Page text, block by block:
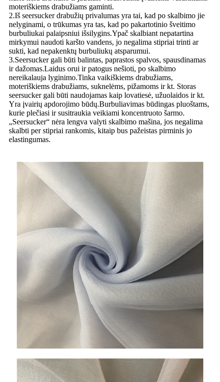
moteriškiems drabužiams gaminti.
2.Iš seersucker drabužių privalumas yra tai, kad po skalbimo jie
nelyginami, o trūkumas yra tas, kad po pakartotinio šveitimo
burbuliukai palaipsniui išsilygins.Ypač skalbiant nepatartina
mirkymui naudoti karšto vandens, jo negalima stipriai trinti ar
sukti, kad nepakenktų burbuliukų atsparumui.
3.Seersucker gali būti balintas, paprastos spalvos, spausdinamas
ir dažomas.Laidus orui ir patogus nešioti, po skalbimo
nereikalauja lyginimo.Tinka vaikiškiems drabužiams,
moteriškiems drabužiams, suknelėms, pižamoms ir kt. Storas
seersucker gali būti naudojamas kaip lovatiesė, užuolaidos ir kt.
Yra įvairių apdorojimo būdų.Burbuliavimas būdingas pluoštams,
kurie plečiasi ir susitraukia veikiami koncentruoto šarmo.
„Seersucker“ nėra lengva valyti skalbimo mašina, jos negalima
skalbti per stipriai rankomis, kitaip bus pažeistas pirminis jo
elastingumas.